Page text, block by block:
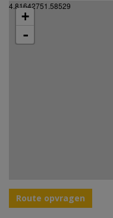
4.81642751.58529
+
-
Route opvragen